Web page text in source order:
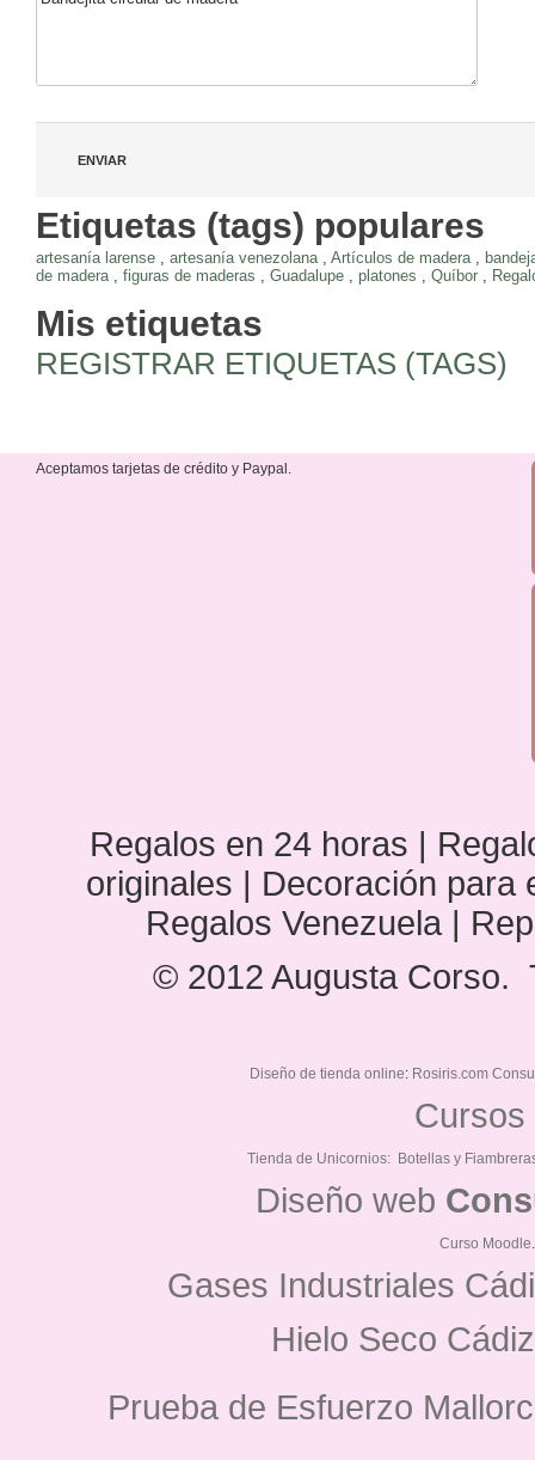
Etiquetas (tags) populares
artesanía larense , artesanía venezolana, Artículos de madera,
de madera, figuras de maderas , Guadalupe , platones , Quíbor ,
Mis etiquetas
REGISTRAR ETIQUETAS (TAGS)
Aceptamos tarjetas de crédito y Paypal.
Regalos en 24 horas |
originales | Decoración para
Regalos Venezuela |
© 2012 Augusta Corso.
Diseño de tienda online: Rosiris.com
Cursos
Tienda de Unicornios: Botellas y
Diseño web
Curso Moodle
Gases Industriales
Hielo Seco Cádiz
Prueba de Esfuerzo